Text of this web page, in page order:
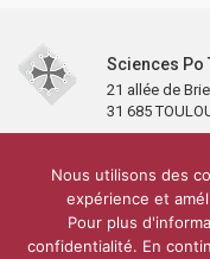
Sciences Po
21 allée de
31 685
Partenaires et soutiens
Sciences Po Toulouse
Carré Alumni de la
Réseau ScPo
Mentions
Nous utilisons des
expérience et
Pour plus
confidentialité. En